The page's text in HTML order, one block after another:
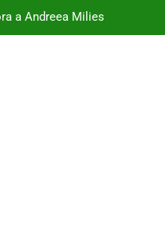
a Andreea Milies
7 de agosto
a Andreea Milies
6 de agosto